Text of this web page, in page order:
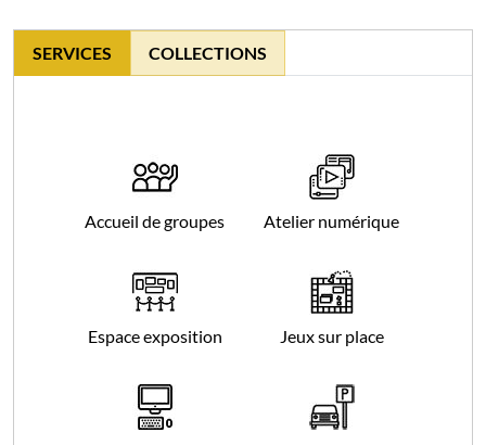
SERVICES COLLECTIONS
Accueil de groupes Atelier numérique
Espace exposition Jeux sur place